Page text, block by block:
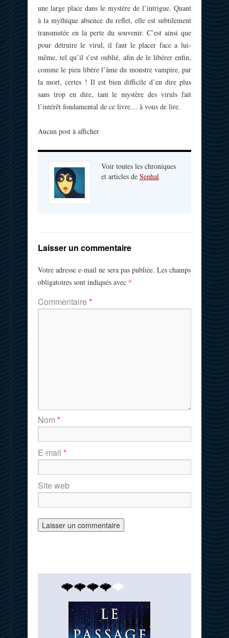
une large place dans le mystère de l’intrigue. Quant
à la mythique absence du reflet, elle est subtilement
transmutée en la perte du souvenir. C’est ainsi que
pour détruire le virul, il faut le placer face a lui-
même, tel qu’il s’est oublié, afin de le libérer enfin,
comme le pieu libère l’âme du monstre vampire, par
la mort, certes ! Il est bien difficile d’en dire plus
sans trop en dire, tant le mystère des viruls fait
l’intérêt fondamental de ce livre… à vous de lire.
Aucun post à afficher
Voir toutes les chroniques
et articles de Senhal
Laisser un commentaire
Votre adresse e-mail ne sera pas publiée. Les champs
obligatoires sont indiqués avec *
Commentaire *
Nom *
E-mail *
Site web